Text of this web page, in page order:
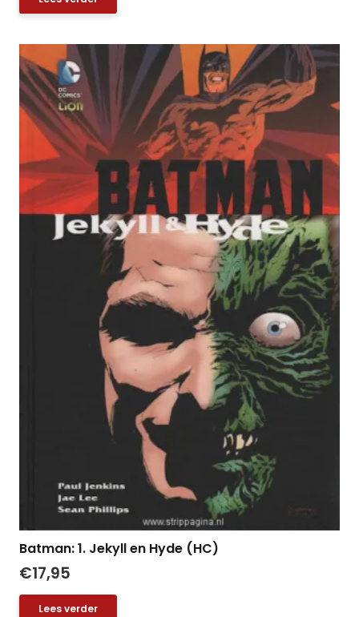
Batman: 1. Jekyll en Hyde (HC)
€17,95
Lees verder